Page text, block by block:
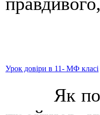
Урок довіри в 11- МФ класі
Як